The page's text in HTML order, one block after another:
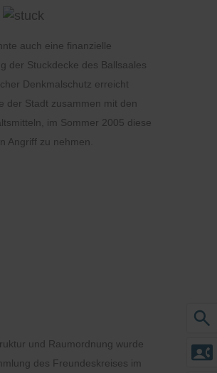
auch eine finanzielle
der Stuckdecke des Ballsaales
Denkmalschutz erreicht
der Stadt zusammen mit den
im Sommer 2005 diese
Angriff zu nehmen.
und Raumordnung wurde
des Freundeskreises im
search
contact_phone